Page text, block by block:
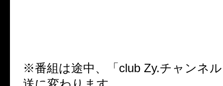
※番組は途中、「 club Zy.チャンネ